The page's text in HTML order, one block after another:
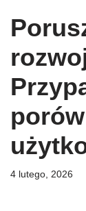
4 lutego, 2026